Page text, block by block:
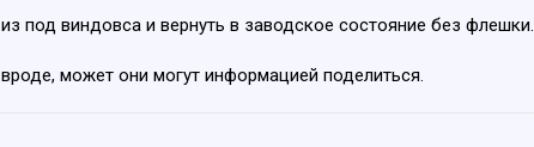
под виндовса и вернуть в заводское состояние без флешки.
может они могут информацией поделиться.